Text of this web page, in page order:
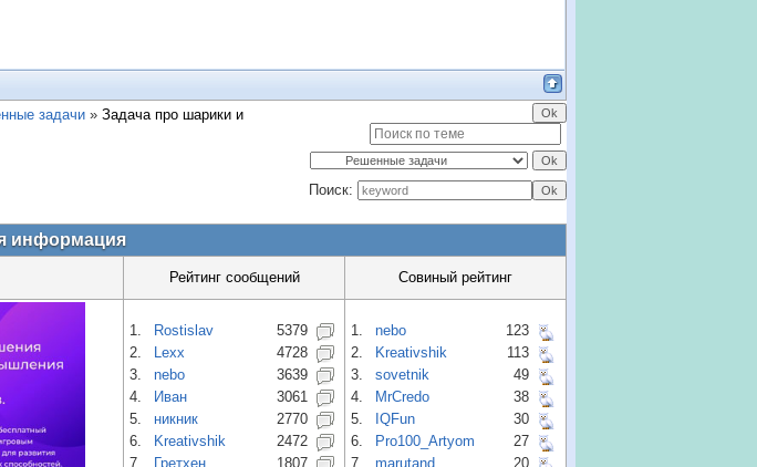
задачи » Задача про шарики и
Поиск:
информация
Рейтинг сообщений Совиный рейтинг
1. Rostislav
5379
2.
Lexx
4728
3.
nebo
3639
4.
Иван
3061
5.
никник
2770
6.
Kreativshik
2472
7.
Гретхен 1807
1. nebo
123
2.
Kreativshik
113
3.
sovetnik
49
4.
MrCredo
38
5.
IQFun
30
6.
Pro100_Artyom
27
7.
marutand 20